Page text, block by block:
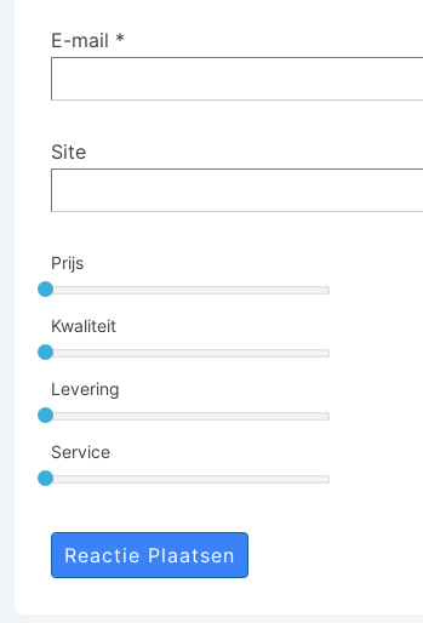
E-mail *
Site
Prijs
Kwaliteit
Levering
Service